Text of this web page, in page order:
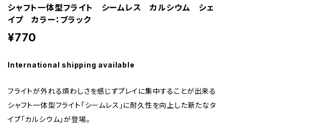
シャフト一体型フライト シームレス カルシウム シェ
イプ カラー：ブラック
¥770
International shipping available
フライトが外れる煩わしさを感じずプレイに集中することが出来る
シャフト一体型フライト「シームレス」に耐久性を向上した新たなタ
イプ「カルシウム」が登場。